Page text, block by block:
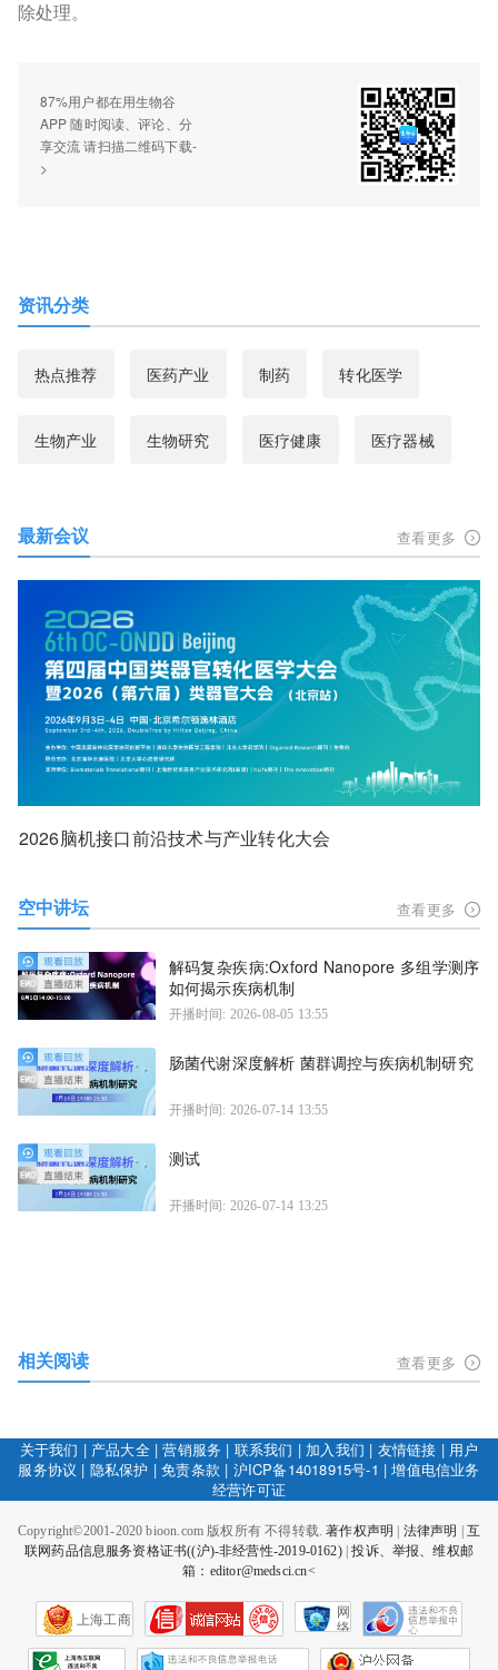
除处理。
87%用户都在用生物谷
APP 随时阅读、评论、分
享交流 请扫描二维码下载-
>
资讯分类
热点推荐 医药产业 制药 转化医学
生物产业 生物研究 医疗健康 医疗器械
最新会议 查看更多
2026脑机接口前沿技术与产业转化大会
空中讲坛 查看更多
解码复杂疾病:Oxford Nanopore 多组学测序
如何揭示疾病机制
开播时间: 2026-08-05 13:55
肠菌代谢深度解析 菌群调控与疾病机制研究
开播时间: 2026-07-14 13:55
测试
开播时间: 2026-07-14 13:25
相关阅读 查看更多
关于我们 | 产品大全|营销服务 | 联系我们 | 加入我们 | 友情链接 | 用户
服务协议 | 隐私保护 |免责条款 | 沪ICP备14018915号-1 |增值电信业务
经营许可证
Copyright©2001-2020 bioon.com 版权所有 不得转载.著作权声明 法律声明
互
联网药品信息服务资格证书((沪)-非经营性-2019-0162)|投诉、举报、维权邮
箱：editor@medsci.cn<
上海工商
网
络
会